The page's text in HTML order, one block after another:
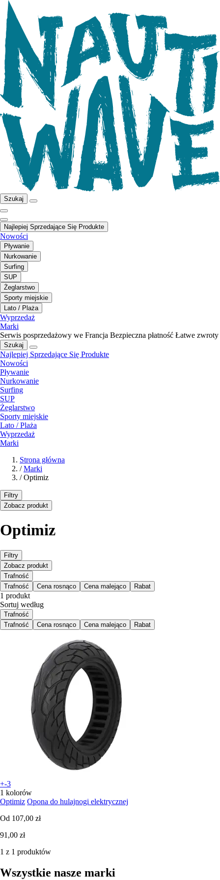
Szukaj
Najlepiej Sprzedające Się Produkte
Nowości
Pływanie
Nurkowanie
Surfing
SUP
Żeglarstwo
Sporty miejskie
Lato / Plaża
Wyprzedaż
Marki
Serwis posprzedażowy we Francja Bezpieczna płatność Łatwe zwroty
Szukaj
Najlepiej Sprzedające Się Produkte
Nowości
Pływanie
Nurkowanie
Surfing
SUP
Żeglarstwo
Sporty miejskie
Lato / Plaża
Wyprzedaż
Marki
Strona główna
/ Marki
/ Optimiz
Filtry
Zobacz produkt
Optimiz
Filtry
Zobacz produkt
Trafność
Trafność
Cena rosnąco Cena malejąco Rabat
1 produkt
Sortuj według
Trafność
Trafność
Cena rosnąco Cena malejąco Rabat
+-3
1 kolorów
Optimiz Opona do hulajnogi elektrycznej
Od 107,00 zł
91,00 zł
1 z 1 produktów
Wszystkie nasze marki